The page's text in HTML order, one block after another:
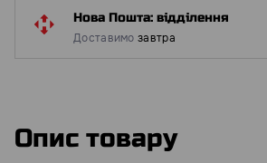
Нова Пошта: відділення
Доставимо завтра
Опис товару